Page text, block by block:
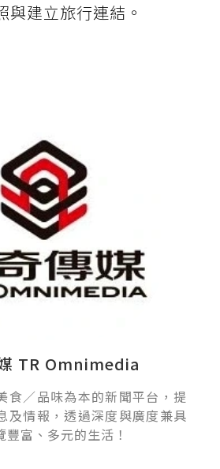
與建立旅行連結。
TR Omnimedia
食／品味為本的新聞平台，提
及情報，透過深度與廣度兼具
富、多元的生活！